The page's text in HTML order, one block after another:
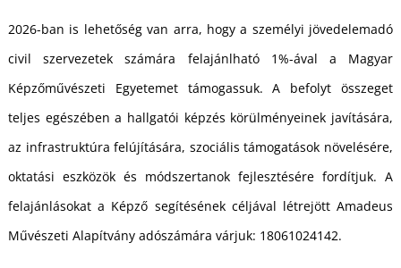
2026-ban is lehetőség van arra, hogy a személyi jövedelemadó
civil szervezetek számára felajánlható 1%-ával a Magyar
Képzőművészeti Egyetemet támogassuk. A befolyt összeget
teljes egészében a hallgatói képzés körülményeinek javítására,
az infrastruktúra felújítására, szociális támogatások növelésére,
oktatási eszközök és módszertanok fejlesztésére fordítjuk. A
felajánlásokat a Képző segítésének céljával létrejött Amadeus
Művészeti Alapítvány adószámára várjuk: 18061024142.